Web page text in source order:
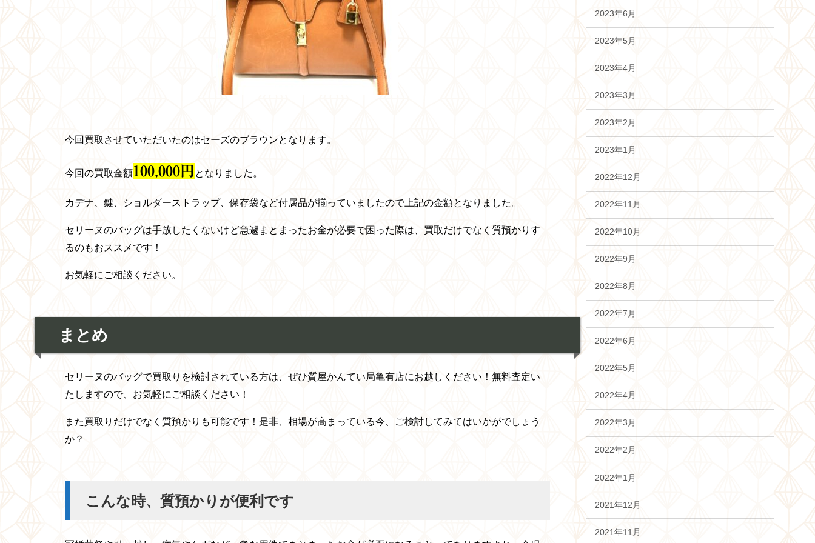
今回買取させていただいたのはセーズのブラウンとなります。
今回の買取金額100,000円 となりました。
カデナ、鍵、ショルダーストラップ、保存袋など付属品が揃っていましたので上記の金額となりました。
セリーヌのバッグは手放したくないけど急遽まとまったお金が必要で困った際は、買取だけでなく質預かりす
るのもおススメです！
お気軽にご相談ください。
まとめ
セリーヌのバッグで買取りを検討されている方は、ぜひ質屋かんてい局亀有店にお越しください！無料査定い
たしますので、お気軽にご相談ください！
また買取りだけでなく質預かりも可能です！是非、相場が高まっている今、ご検討してみてはいかがでしょう
か？
こんな時、質預かりが便利です
2023年6月
2023年5月
2023年4月
2023年3月
2023年2月
2023年1月
2022年12月
2022年11月
2022年10月
2022年9月
2022年8月
2022年7月
2022年6月
2022年5月
2022年4月
2022年3月
2022年2月
2022年1月
2021年12月
2021年11月